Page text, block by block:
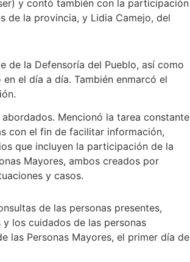
y contó también con la participación
de la provincia, y Lidia Camejo, del
de la Defensoría del Pueblo, así como
el día a día. También enmarcó el
Mencionó la tarea constante
con el fin de facilitar información,
que incluyen la participación de la
Mayores, ambos creados por
y casos.
de las personas presentes,
los cuidados de las personas
las Personas Mayores, el primer día de